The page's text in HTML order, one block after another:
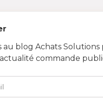
au blog Achats Solutions
commande